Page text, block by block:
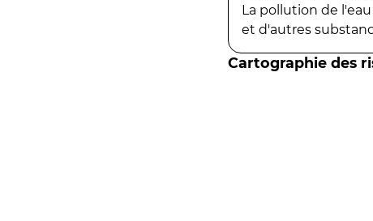
La pollution de
et d'autres
Cartographie des